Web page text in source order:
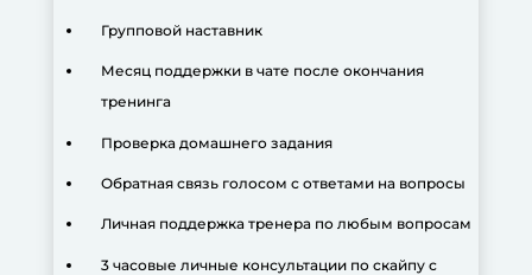
Групповой наставник
Месяц поддержки в чате после окончания
тренинга
Проверка домашнего задания
Обратная связь голосом с ответами на вопросы
Личная поддержка тренера по любым вопросам
3 часовые личные консультации по скайпу с